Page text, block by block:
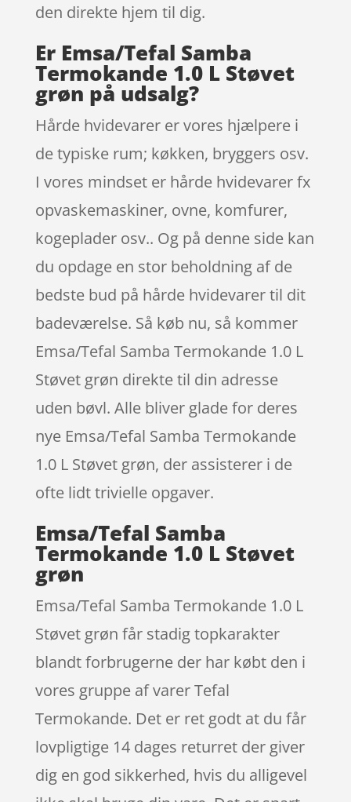
den direkte hjem til dig.
Er Emsa/Tefal Samba
Termokande 1.0 L Støvet
grøn på udsalg?
Hårde hvidevarer er vores hjælpere i
de typiske rum; køkken, bryggers osv.
I vores mindset er hårde hvidevarer fx
opvaskemaskiner, ovne, komfurer,
kogeplader osv.. Og på denne side kan
du opdage en stor beholdning af de
bedste bud på hårde hvidevarer til dit
badeværelse. Så køb nu, så kommer
Emsa/Tefal Samba Termokande 1.0 L
Støvet grøn direkte til din adresse
uden bøvl. Alle bliver glade for deres
nye Emsa/Tefal Samba Termokande
1.0 L Støvet grøn, der assisterer i de
ofte lidt trivielle opgaver.
Emsa/Tefal Samba
Termokande 1.0 L Støvet
grøn
Emsa/Tefal Samba Termokande 1.0 L
Støvet grøn får stadig topkarakter
blandt forbrugerne der har købt den i
vores gruppe af varer Tefal
Termokande. Det er ret godt at du får
lovpligtige 14 dages returret der giver
dig en god sikkerhed, hvis du alligevel